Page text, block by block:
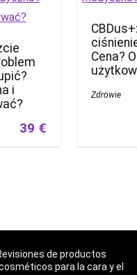
i
39 €
Cena?
Zdrowie
de productos
para la cara y el